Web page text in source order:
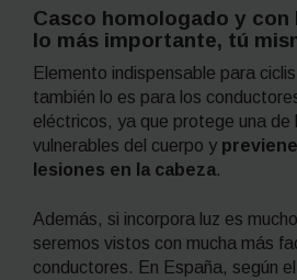
Casco homologado y con
lo más importante, tú
Elemento indispensable para
también lo es para los
eléctricos, ya que protege una de
vulnerables del cuerpo y
lesiones en la cabeza.
Además, si incorpora luz es
seremos vistos con mucha más
conductores. En España, según